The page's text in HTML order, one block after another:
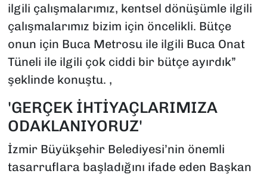
ilgili çalışmalarımız, kentsel dönüşümle ilgili
çalışmalarımız bizim için öncelikli. Bütçe
onun için Buca Metrosu ile ilgili Buca Onat
Tüneli ile ilgili çok ciddi bir bütçe ayırdık”
şeklinde konuştu. ,
'GERÇEK İHTİYAÇLARIMIZA
ODAKLANIYORUZ'
İzmir Büyükşehir Belediyesi’nin önemli
tasarruflara başladığını ifade eden Başkan